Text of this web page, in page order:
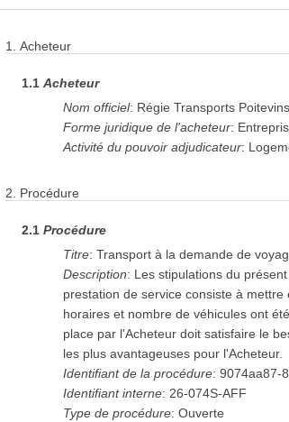
1.Acheteur
1.1Acheteur
Nom officiel: Régie Transports
Forme juridique de l'acheteur:
Activité du pouvoir adjudicateur:
2. Procédure
2.1Procédure
Titre:Transport à la demande de
Description: Les stipulations du
prestation de service consiste à
horaires et nombre de véhicules ont
place par l'Acheteur doit satisfaire le
les plus avantageuses pour l'Acheteur.
Identifiant de la procédure:9074aa87-
Identifiant interne:26-074S-AFF
Type de procédure:Ouverte